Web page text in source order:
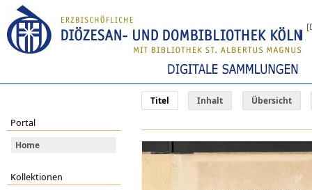
Titel Inhalt Übersicht
Portal
Home
Kollektionen